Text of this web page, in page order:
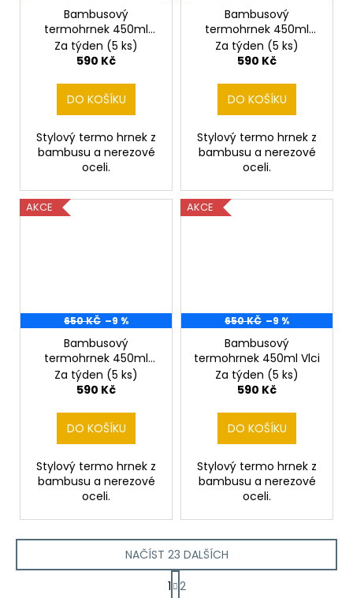
Bambusový
termohrnek 450ml
Srnec 2
Za týden (5 ks)
590 Kč
DO KOŠÍKU
Stylový termo hrnek z
bambusu a nerezové
oceli.
Bambusový
termohrnek 450ml
Srnec 3
Za týden (5 ks)
590 Kč
DO KOŠÍKU
Stylový termo hrnek z
bambusu a nerezové
oceli.
AKCE
650 KČ –9 %
Bambusový
termohrnek 450ml
Srnec v lese
Za týden (5 ks)
590 Kč
DO KOŠÍKU
Stylový termo hrnek z
bambusu a nerezové
oceli.
AKCE
650 KČ –9 %
Bambusový
termohrnek 450ml Vlci
Za týden (5 ks)
590 Kč
DO KOŠÍKU
Stylový termo hrnek z
bambusu a nerezové
oceli.
NAČÍST 23 DALŠÍCH
S
t
1 2